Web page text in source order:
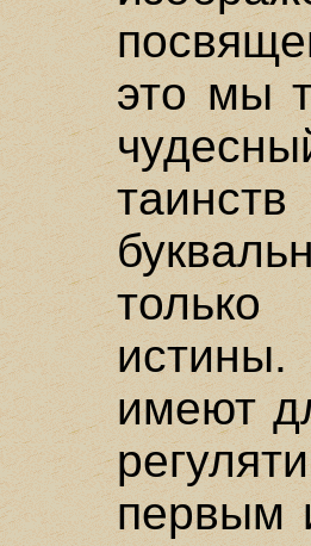
это мы
только
имеют
первым